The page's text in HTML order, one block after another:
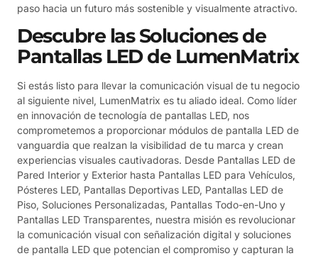
paso hacia un futuro más sostenible y visualmente atractivo.
Descubre las Soluciones de
Pantallas LED de LumenMatrix
Si estás listo para llevar la comunicación visual de tu negocio
al siguiente nivel, LumenMatrix es tu aliado ideal. Como líder
en innovación de tecnología de pantallas LED, nos
comprometemos a proporcionar módulos de pantalla LED de
vanguardia que realzan la visibilidad de tu marca y crean
experiencias visuales cautivadoras. Desde Pantallas LED de
Pared Interior y Exterior hasta Pantallas LED para Vehículos,
Pósteres LED, Pantallas Deportivas LED, Pantallas LED de
Piso, Soluciones Personalizadas, Pantallas Todo-en-Uno y
Pantallas LED Transparentes, nuestra misión es revolucionar
la comunicación visual con señalización digital y soluciones
de pantalla LED que potencian el compromiso y capturan la